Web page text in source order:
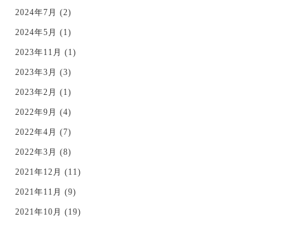
2024年7月 (2)
2024年5月 (1)
2023年11月 (1)
2023年3月 (3)
2023年2月 (1)
2022年9月 (4)
2022年4月 (7)
2022年3月 (8)
2021年12月 (11)
2021年11月 (9)
2021年10月 (19)